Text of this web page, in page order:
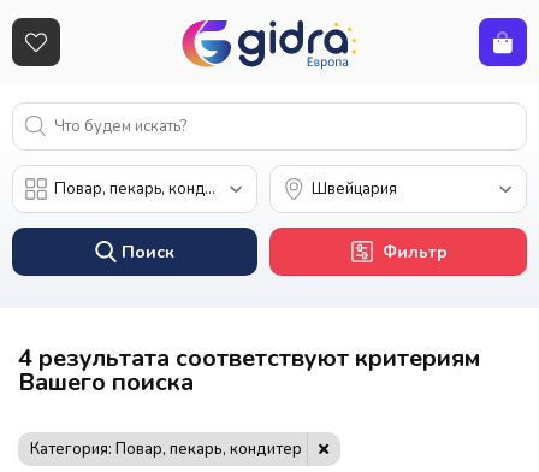
Поиск Фильтр
4 результата соответствуют критериям
Вашего поиска
Категория: Повар, пекарь, кондитер